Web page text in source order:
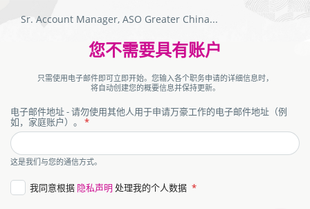
Sr. Account Manager, ASO Greater China...
验
屏
幕。
您不需要具有账户
只需使用电子邮件即可立即开始。您输入各个职务申请的详细信息时，
将自动创建您的概要信息并保持更新。
电子邮件地址 - 请勿使用其他人用于申请万豪工作的电子邮件地址（例
如，家庭账户）。
honeypot
这是我们与您的通信方式。
我同意根据 隐私声明 处理我的个人数据